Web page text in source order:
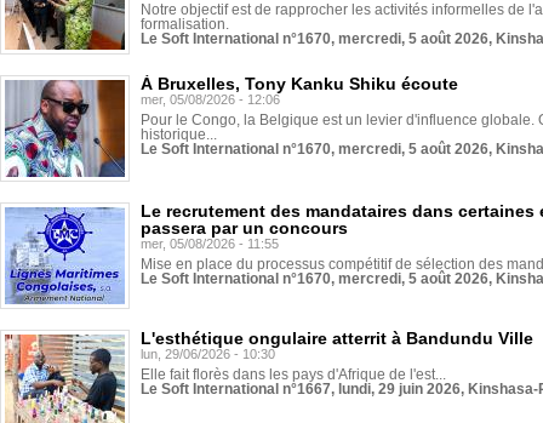
Notre objectif est de rapprocher les activités informelles de
formalisation.
Le Soft International n°1670, mercredi, 5 août 2026,
À Bruxelles, Tony Kanku Shiku écoute
mer, 05/08/2026 - 12:06
Pour le Congo, la Belgique est un levier d'influence globale.
historique...
Le Soft International n°1670, mercredi, 5 août 2026,
Le recrutement des mandataires dans
passera par un concours
mer, 05/08/2026 - 11:55
Mise en place du processus compétitif de sélection des
Le Soft International n°1670, mercredi, 5 août 2026,
L'esthétique ongulaire atterrit à Bandundu Ville
lun, 29/06/2026 - 10:30
Elle fait florès dans les pays d'Afrique de l'est...
Le Soft International n°1667, lundi, 29 juin 2026,